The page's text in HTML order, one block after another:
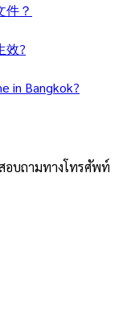
件？
效?
in Bangkok?
อบถามทางโทรศัพท์